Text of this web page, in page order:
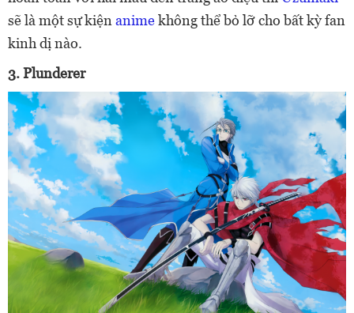
sẽ là một sự kiện animekhông thể bỏ lỡ cho bất kỳ fan
kinh dị nào.
3. Plunderer